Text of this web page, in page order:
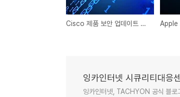
Cisco 제품 보안 업데이트 권고
잉카인터넷 시큐리티대응
잉카인터넷, TACHYON 공식 블로